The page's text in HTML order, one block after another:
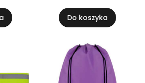
Do koszyka